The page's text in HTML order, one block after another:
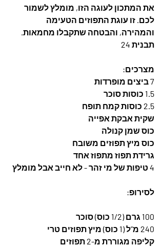
את המתכון לעוגה הזו, מומלץ לשמור
לכם. זו עוגת התפוזים הטעימה
והמהירה, והבטחה שתקבלו מחמאות.
תבנית 24
מצרכים:
7 ביצים מופרדות
1.5 כוסות סוכר
2.5 כוסות קמח תופח
שקית אבקת אפייה
כוס שמן קנולה
כוס מיץ תפוזים משובח
גרידת תפוז מתפוז אחד
4 טיפות של מי זהר - לא חייב אבל מומלץ
לסירופ:
100 גרם (1/2 כוס) סוכר
240 מ”ל (1 כוס) מיץ תפוזים טרי
קליפה מגוררת מ-2 תפוזים